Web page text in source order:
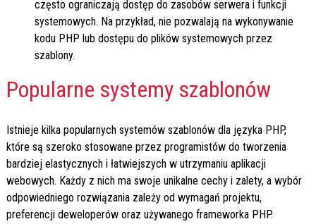
często ograniczają dostęp do zasobów serwera i funkcji
systemowych. Na przykład, nie pozwalają na wykonywanie
kodu PHP lub dostępu do plików systemowych przez
szablony.
Popularne systemy szablonów
Istnieje kilka popularnych systemów szablonów dla języka PHP,
które są szeroko stosowane przez programistów do tworzenia
bardziej elastycznych i łatwiejszych w utrzymaniu aplikacji
webowych. Każdy z nich ma swoje unikalne cechy i zalety, a wybór
odpowiedniego rozwiązania zależy od wymagań projektu,
preferencji deweloperów oraz używanego frameworka PHP.